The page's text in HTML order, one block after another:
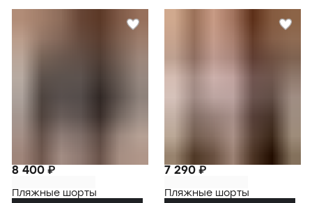
8 400 ₽
Пляжные шорты
7 290 ₽
Пляжные шорты